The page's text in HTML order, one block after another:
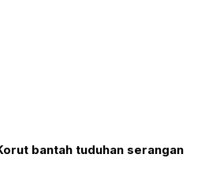
bantah tuduhan serangan